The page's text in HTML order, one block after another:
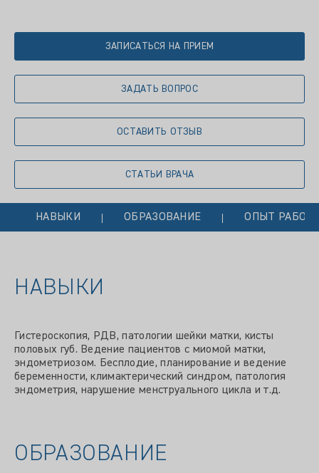
ЗАПИСАТЬСЯ НА ПРИЕМ
ЗАДАТЬ ВОПРОС
ОСТАВИТЬ ОТЗЫВ
СТАТЬИ ВРАЧА
НАВЫКИ ОБРАЗОВАНИЕ ОПЫТ
НАВЫКИ
Гистероскопия, РДВ, патологии шейки матки, кисты
половых губ. Ведение пациентов с миомой матки,
эндометриозом. Бесплодие, планирование и ведение
беременности, климактерический синдром, патология
эндометрия, нарушение менструального цикла и т.д.
ОБРАЗОВАНИЕ